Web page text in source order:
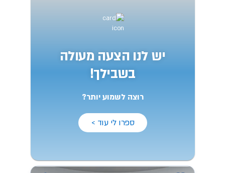
יש לנו הצעה מעולה
בשבילך!
רוצה לשמוע יותר?
ספרו לי עוד >